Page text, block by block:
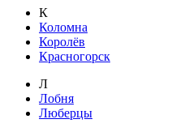
К
Коломна
Королёв
Красногорск
Л
Лобня
Люберцы